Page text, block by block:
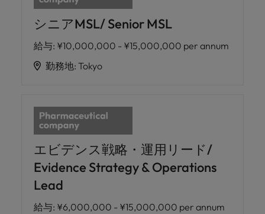
シニアMSL/ Senior MSL
給与: ¥10,000,000 - ¥15,000,000 per annum
勤務地: Tokyo
エビデンス戦略・運用リード/
Evidence Strategy & Operations
Lead
給与: ¥6,000,000 - ¥15,000,000 per annum